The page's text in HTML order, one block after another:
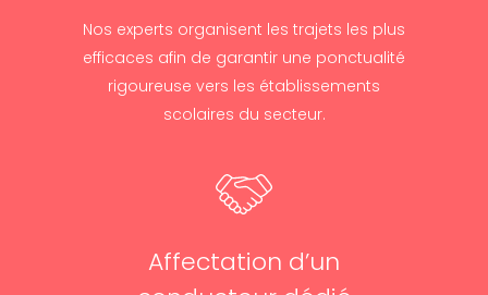
Nos experts organisent les trajets les plus
efficaces afin de garantir une ponctualité
rigoureuse vers les établissements
scolaires du secteur.
Affectation d’un